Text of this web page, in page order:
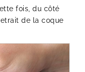
fois, du côté
de la coque